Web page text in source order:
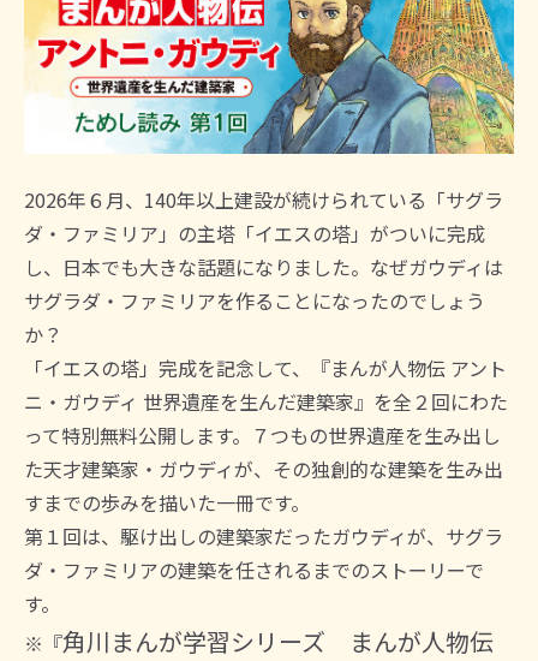
2026年６月、140年以上建設が続けられている「サグラ
ダ・ファミリア」の主塔「イエスの塔」がついに完成
し、日本でも大きな話題になりました。なぜガウディは
サグラダ・ファミリアを作ることになったのでしょう
か？
「イエスの塔」完成を記念して、『まんが人物伝 アント
ニ・ガウディ 世界遺産を生んだ建築家』を全２回にわた
って特別無料公開します。７つもの世界遺産を生み出し
た天才建築家・ガウディが、その独創的な建築を生み出
すまでの歩みを描いた一冊です。
第１回は、駆け出しの建築家だったガウディが、サグラ
ダ・ファミリアの建築を任されるまでのストーリーで
す。
※『角川まんが学習シリーズ まんが人物伝